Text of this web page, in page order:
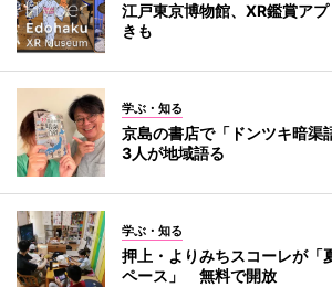
江戸東京博物館、XR鑑賞ア
きも
学ぶ・知る
京島の書店で「ドンツキ暗
3人が地域語る
学ぶ・知る
押上・よりみちスコーレが「
ペース」 無料で開放